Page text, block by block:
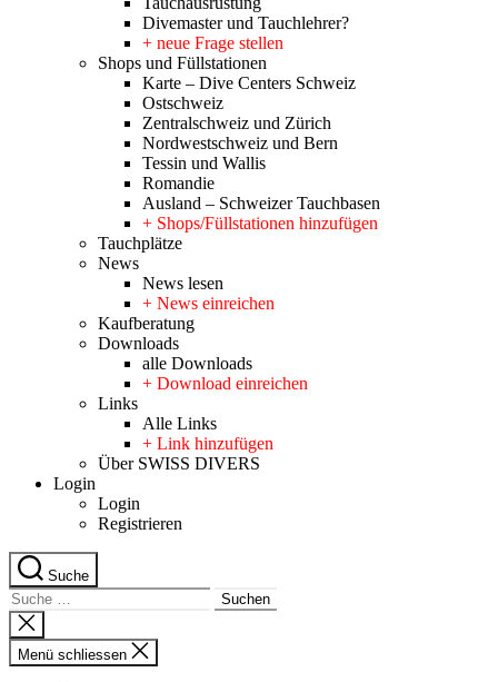
Divemaster und Tauchlehrer?
+ neue Frage stellen
Shops und Füllstationen
Karte – Dive Centers Schweiz
Ostschweiz
Zentralschweiz und Zürich
Nordwestschweiz und Bern
Tessin und Wallis
Romandie
Ausland – Schweizer Tauchbasen
+ Shops/Füllstationen hinzufügen
Tauchplätze
News
News lesen
+ News einreichen
Kaufberatung
Downloads
alle Downloads
+ Download einreichen
Links
Alle Links
+ Link hinzufügen
Über SWISS DIVERS
Login
Login
Registrieren
Suche
Suche
nach:
Suche
schliessen
Menü schliessen